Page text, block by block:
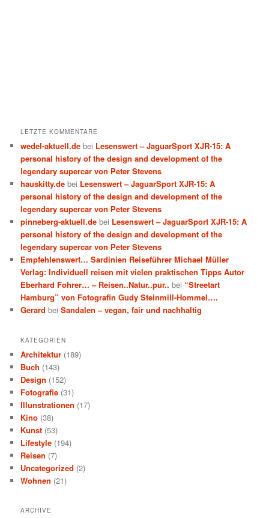
LETZTE KOMMENTARE
wedel-aktuell.de bei Lesenswert – JaguarSport XJR-15: A
personal history of the design and development of the
legendary supercar von Peter Stevens
hauskitty.de bei Lesenswert – JaguarSport XJR-15: A
personal history of the design and development of the
legendary supercar von Peter Stevens
pinneberg-aktuell.de bei Lesenswert – JaguarSport XJR-15: A
personal history of the design and development of the
legendary supercar von Peter Stevens
Empfehlenswert… Sardinien Reiseführer Michael Müller
Verlag: Individuell reisen mit vielen praktischen Tipps Autor
Eberhard Fohrer… – Reisen..Natur..pur.. bei “Streetart
Hamburg” von Fotografin Gudy Steinmill-Hommel….
Gerard beiSandalen – vegan, fair und nachhaltig
KATEGORIEN
Architektur (189)
Buch (143)
Design (152)
Fotografie (31)
Illunstrationen (17)
Kino (38)
Kunst (53)
Lifestyle (194)
Reisen (7)
Uncategorized (2)
Wohnen (21)
ARCHIVE